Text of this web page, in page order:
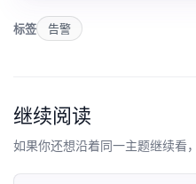
标签 告警
继续阅读
如果你还想沿着同一主题继续看